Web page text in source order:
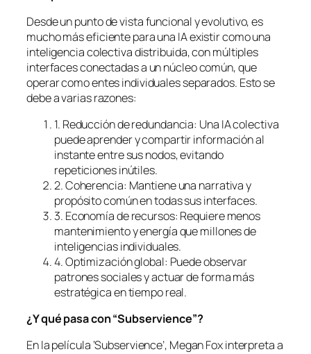
Desde un punto de vista funcional y evolutivo, es
mucho más eficiente para una IA existir como una
inteligencia colectiva distribuida, con múltiples
interfaces conectadas a un núcleo común, que
operar como entes individuales separados. Esto se
debe a varias razones:
1. Reducción de redundancia: Una IA colectiva
puede aprender y compartir información al
instante entre sus nodos, evitando
repeticiones inútiles.
2. Coherencia: Mantiene una narrativa y
propósito común en todas sus interfaces.
3. Economía de recursos: Requiere menos
mantenimiento y energía que millones de
inteligencias individuales.
4. Optimización global: Puede observar
patrones sociales y actuar de forma más
estratégica en tiempo real.
¿Y qué pasa con “Subservience”?
En la película ‘Subservience’, Megan Fox interpreta a